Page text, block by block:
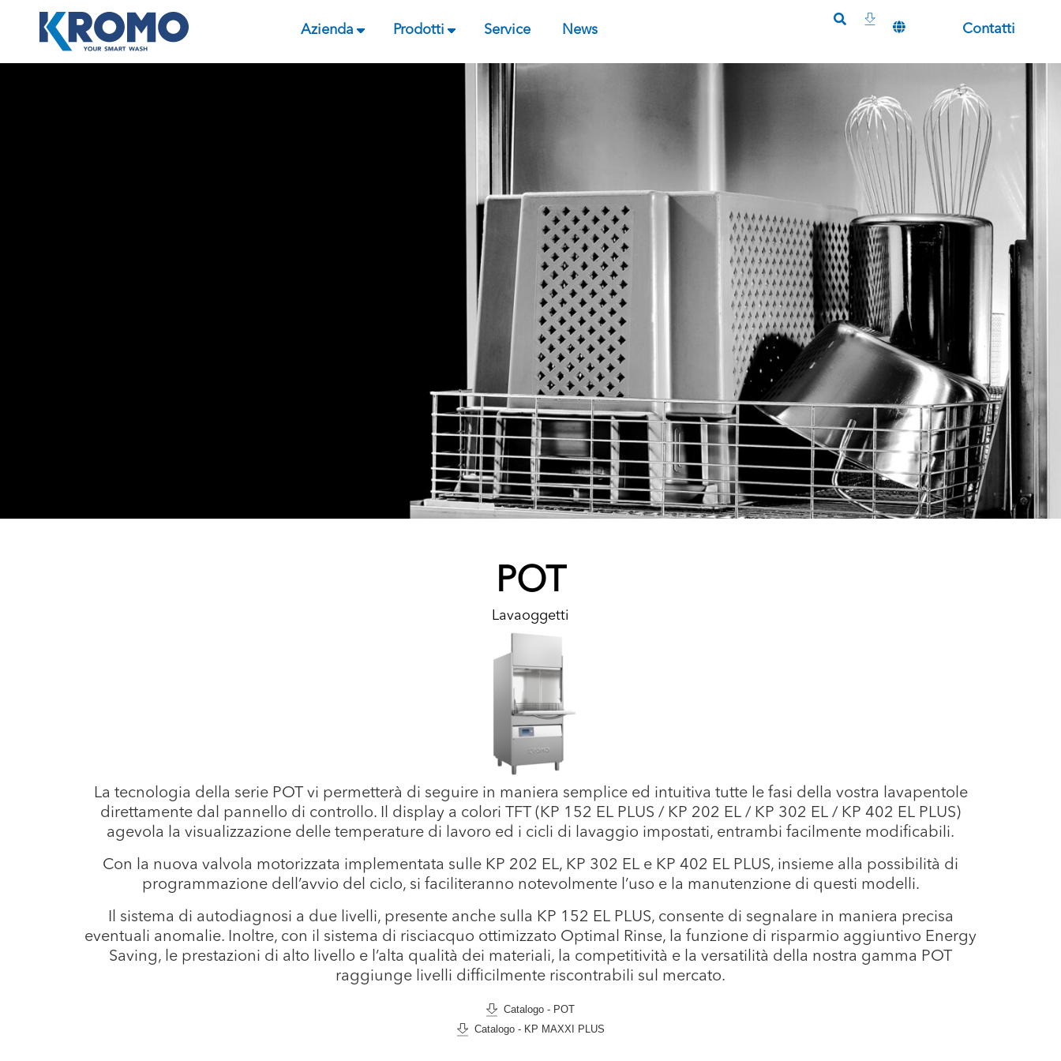
Azienda Prodotti Service News Contatti
POT
Lavaoggetti
La tecnologia della serie POT vi permetterà di seguire in maniera semplice ed intuitiva tutte le fasi della vostra lavapentole
direttamente dal pannello di controllo. Il display a colori TFT (KP 152 EL PLUS / KP 202 EL / KP 302 EL / KP 402 EL PLUS)
agevola la visualizzazione delle temperature di lavoro ed i cicli di lavaggio impostati, entrambi facilmente modificabili.
Con la nuova valvola motorizzata implementata sulle KP 202 EL, KP 302 EL e KP 402 EL PLUS, insieme alla possibilità di
programmazione dell’avvio del ciclo, si faciliteranno notevolmente l’uso e la manutenzione di questi modelli.
Il sistema di autodiagnosi a due livelli, presente anche sulla KP 152 EL PLUS, consente di segnalare in maniera precisa
eventuali anomalie. Inoltre, con il sistema di risciacquo ottimizzato Optimal Rinse, la funzione di risparmio aggiuntivo Energy
Saving, le prestazioni di alto livello e l’alta qualità dei materiali, la competitività e la versatilità della nostra gamma POT
raggiunge livelli difficilmente riscontrabili sul mercato.
Catalogo - POT
Catalogo - KP MAXXI PLUS